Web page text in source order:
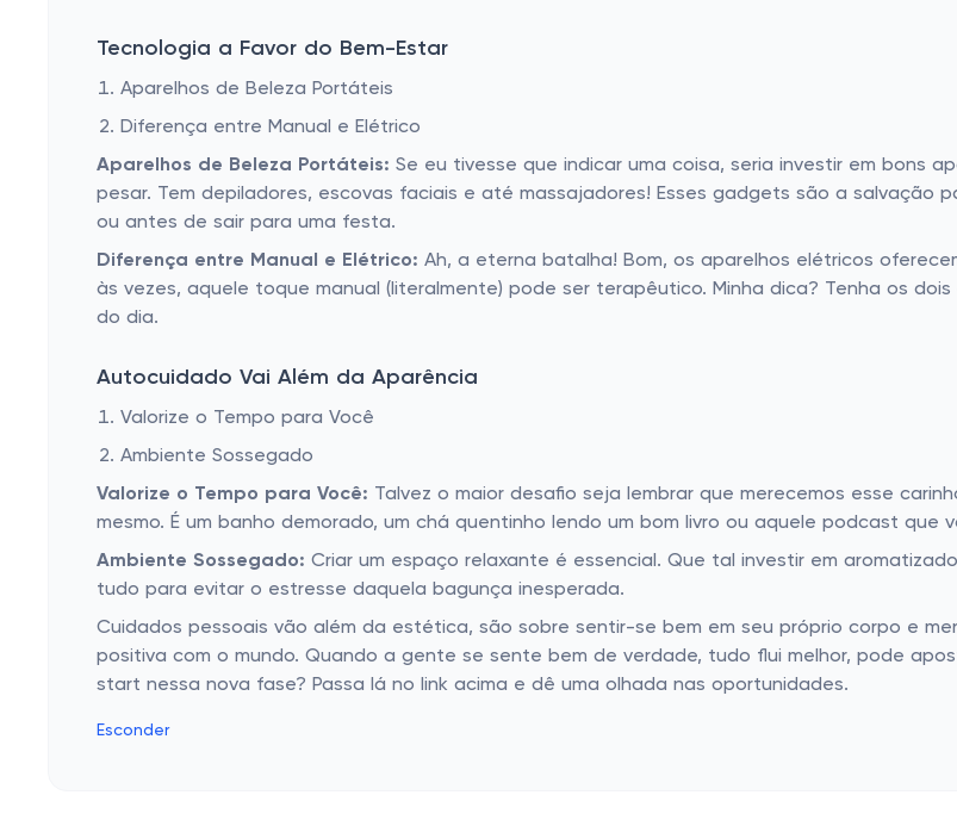
Tecnologia a Favor do Bem-Estar
Aparelhos de Beleza Portáteis
Diferença entre Manual e Elétrico
Aparelhos de Beleza Portáteis: Se eu tivesse que indicar uma coisa, seria investir em bons
pesar. Tem depiladores, escovas faciais e até massajadores! Esses gadgets são a
ou antes de sair para uma festa.
Diferença entre Manual e Elétrico: Ah, a eterna batalha! Bom, os aparelhos elétricos
às vezes, aquele toque manual (literalmente) pode ser terapêutico. Minha dica? Tenha os
do dia.
Autocuidado Vai Além da Aparência
Valorize o Tempo para Você
Ambiente Sossegado
Valorize o Tempo para Você: Talvez o maior desafio seja lembrar que merecemos esse
mesmo. É um banho demorado, um chá quentinho lendo um bom livro ou aquele podcast que
Ambiente Sossegado: Criar um espaço relaxante é essencial. Que tal investir em
tudo para evitar o estresse daquela bagunça inesperada.
Cuidados pessoais vão além da estética, são sobre sentir-se bem em seu próprio corpo e
positiva com o mundo. Quando a gente se sente bem de verdade, tudo flui melhor, pode
start nessa nova fase? Passa lá no link acima e dê uma olhada nas oportunidades.
Esconder